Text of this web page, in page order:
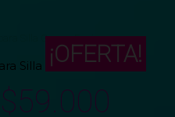
¡OFERTA!
Silla Gamer Fuxia
$59.000